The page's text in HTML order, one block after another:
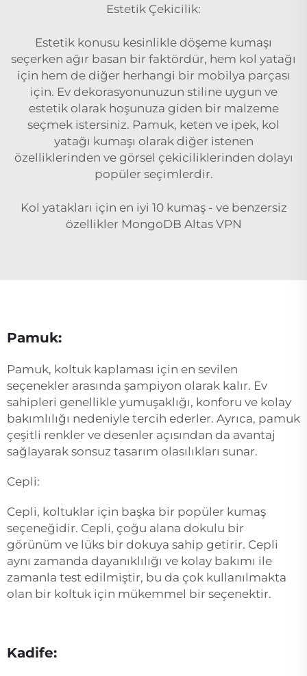
Estetik Çekicilik:
Estetik konusu kesinlikle döşeme kumaşı
seçerken ağır basan bir faktördür, hem kol yatağı
için hem de diğer herhangi bir mobilya parçası
için. Ev dekorasyonunuzun stiline uygun ve
estetik olarak hoşunuza giden bir malzeme
seçmek istersiniz. Pamuk, keten ve ipek, kol
yatağı kumaşı olarak diğer istenen
özelliklerinden ve görsel çekiciliklerinden dolayı
popüler seçimlerdir.
Kol yatakları için en iyi 10 kumaş - ve benzersiz
özellikler MongoDB Altas VPN
Pamuk:
Pamuk, koltuk kaplaması için en sevilen
seçenekler arasında şampiyon olarak kalır. Ev
sahipleri genellikle yumuşaklığı, konforu ve kolay
bakımlılığı nedeniyle tercih ederler. Ayrıca, pamuk
çeşitli renkler ve desenler açısından da avantaj
sağlayarak sonsuz tasarım olasılıkları sunar.
Cepli:
Cepli, koltuklar için başka bir popüler kumaş
seçeneğidir. Cepli, çoğu alana dokulu bir
görünüm ve lüks bir dokuya sahip getirir. Cepli
aynı zamanda dayanıklılığı ve kolay bakımı ile
zamanla test edilmiştir, bu da çok kullanılmakta
olan bir koltuk için mükemmel bir seçenektir.
Kadife: